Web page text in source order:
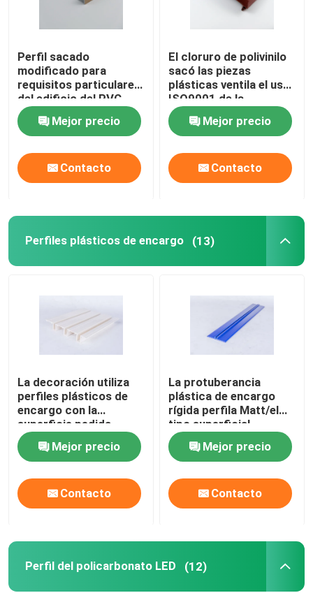
Perfil sacado
modificado para
requisitos particulares
del edificio del PVC
para el mercado del
aire acondicionado
Mejor precio
Contacto
El cloruro de polivinilo
sacó las piezas
plásticas ventila el uso
ISO9001 de la
condición certificó
Mejor precio
Contacto
Perfiles plásticos de encargo (13)
La decoración utiliza
perfiles plásticos de
encargo con la
superficie pedida
especial
Mejor precio
Contacto
La protuberancia
plástica de encargo
rígida perfila Matt/el
tipo superficial
brillante opcionales
Mejor precio
Contacto
Perfil del policarbonato LED (12)